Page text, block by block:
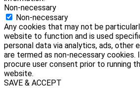
Non-necessary
Non-necessary
Any cookies that may not be
website to function and is used
personal data via analytics, ads, other
are termed as non-necessary
procure user consent prior to running
website.
SAVE & ACCEPT